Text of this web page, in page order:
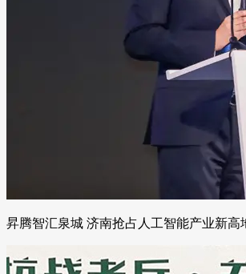
昇腾智汇泉城 济南抢占人工智能产业新高